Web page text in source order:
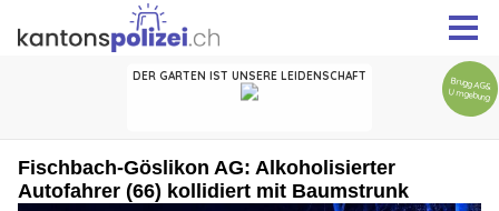
Fischbach-Göslikon AG: Alkoholisierter
Autofahrer (66) kollidiert mit Baumstrunk